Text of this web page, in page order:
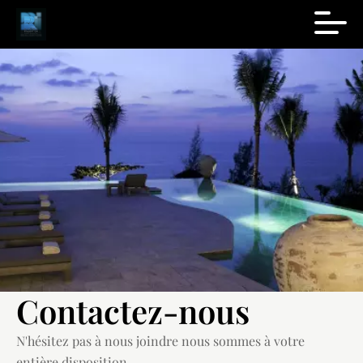
Contactez-nous
N'hésitez pas à nous joindre nous sommes à votre